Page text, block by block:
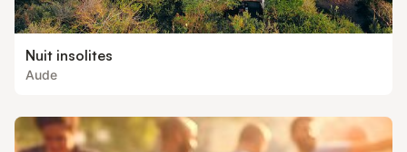
Nuit insolites
Aude